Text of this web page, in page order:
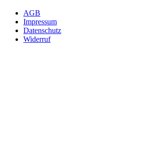
AGB
Impressum
Datenschutz
Widerruf